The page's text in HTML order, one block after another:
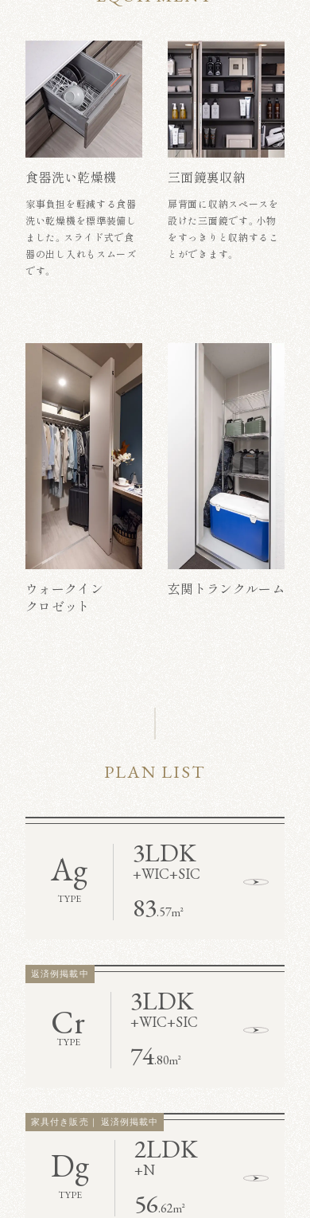
食器洗い乾燥機
家事負担を軽減する食器
洗い乾燥機を標準装備し
ました。スライド式で食
器の出し入れもスムーズ
です。
三面鏡裏収納
扉背面に収納スペースを
設けた三面鏡です。小物
をすっきりと収納するこ
とができます。
ウォークイン
クロゼット
玄関トランクルーム
PLAN LIST
Ag
TYPE
3LDK
+WIC+SIC
83.57m²
返済例掲載中
Cr
TYPE
3LDK
+WIC+SIC
74.80m²
家具付き販売｜ 返済例掲載中
Dg
TYPE
2LDK
+N
56.62m²